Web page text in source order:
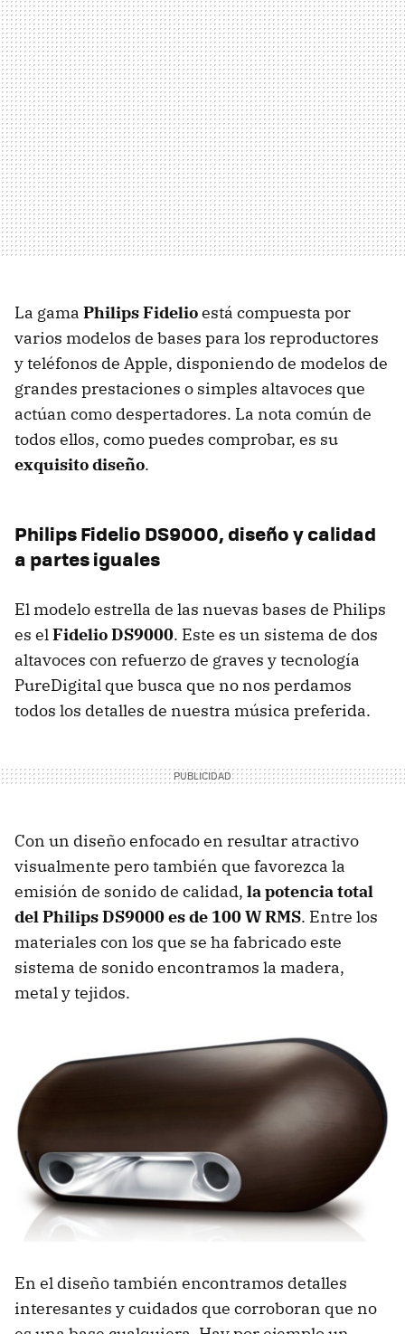
La gama Philips Fidelioestá compuesta por
varios modelos de bases para los reproductores
y teléfonos de Apple, disponiendo de modelos de
grandes prestaciones o simples altavoces que
actúan como despertadores. La nota común de
todos ellos, como puedes comprobar, es su
exquisito diseño.
Philips Fidelio DS9000, diseño y calidad
a partes iguales
El modelo estrella de las nuevas bases de Philips
es elFidelio DS9000. Este es un sistema de dos
altavoces con refuerzo de graves y tecnología
PureDigital que busca que no nos perdamos
todos los detalles de nuestra música preferida.
Con un diseño enfocado en resultar atractivo
visualmente pero también que favorezca la
emisión de sonido de calidad, la potencia total
del Philips DS9000 es de 100 W RMS. Entre los
materiales con los que se ha fabricado este
sistema de sonido encontramos la madera,
metal y tejidos.
En el diseño también encontramos detalles
interesantes y cuidados que corroboran que no